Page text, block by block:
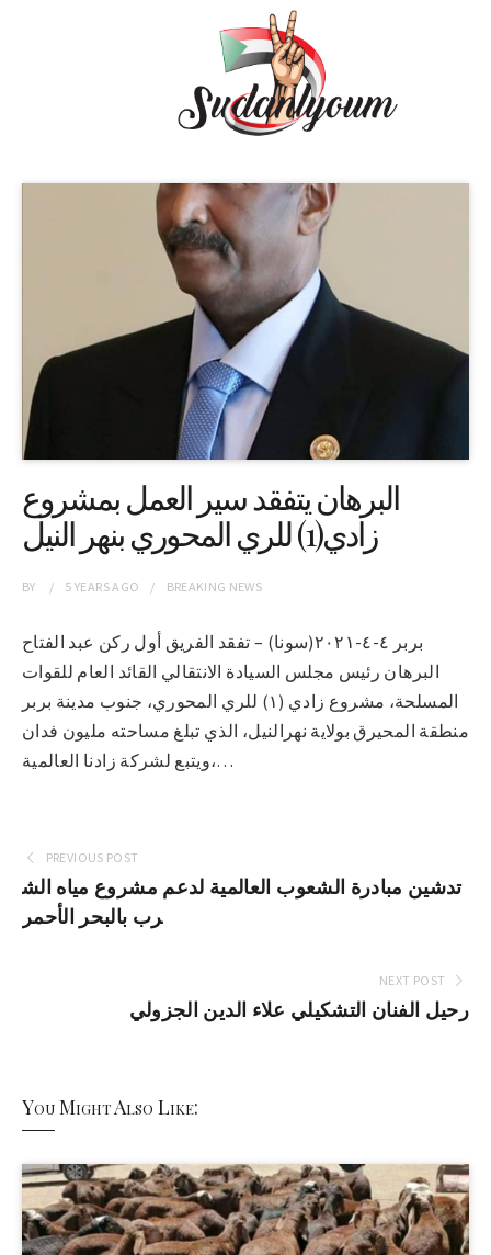
البرهان يتفقد سير العمل بمشروع
زادي(1) للري المحوري بنهر النيل
BY 5 YEARSAGO BREAKING NEWS
بربر ٤-٤-٢٠٢١(سونا) – تفقد الفريق أول ركن عبد الفتاح
البرهان رئيس مجلس السيادة الانتقالي القائد العام للقوات
المسلحة، مشروع زادي (١) للري المحوري، جنوب مدينة بربر
منطقة المحيرق ‏بولاية نهرالنيل، الذي تبلغ مساحته مليون فدان
ويتبع لشركة زادنا العالمية،…
PREVIOUS POST
تدشين مبادرة الشعوب العالمية لدعم مشروع مياه الش
رب بالبحر الأحمر
NEXT POST
رحيل الفنان التشكيلي علاء الدين الجزولي
You Might Also Like: